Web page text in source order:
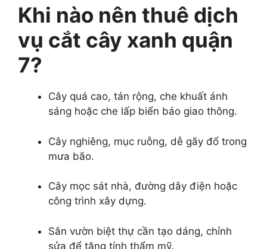
Khi nào nên thuê dịch
vụ cắt cây xanh quận
7?
Cây quá cao, tán rộng, che khuất ánh
sáng hoặc che lấp biển báo giao thông.
Cây nghiêng, mục ruỗng, dễ gãy đổ trong
mưa bão.
Cây mọc sát nhà, đường dây điện hoặc
công trình xây dựng.
Sân vườn biệt thự cần tạo dáng, chỉnh
sửa để tăng tính thẩm mỹ.